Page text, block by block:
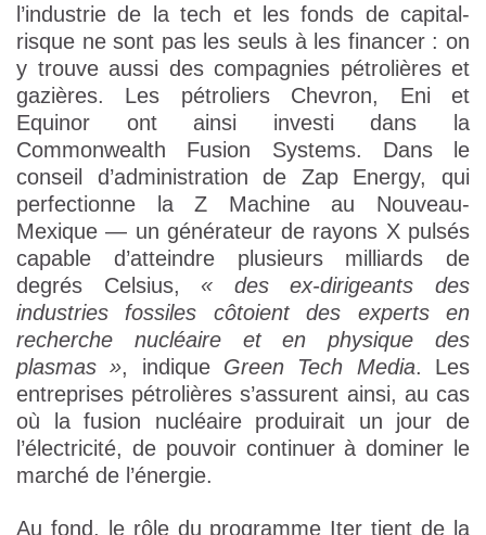
l’industrie de la tech et les fonds de capital-
risque ne sont pas les seuls à les financer : on
y trouve aussi des compagnies pétrolières et
gazières. Les pétroliers Chevron, Eni et
Equinor ont ainsi investi dans la
Commonwealth Fusion Systems. Dans le
conseil d’administration de Zap Energy, qui
perfectionne la Z Machine au Nouveau-
Mexique — un générateur de rayons X pulsés
capable d’atteindre plusieurs milliards de
degrés Celsius, « des ex-dirigeants des
industries fossiles côtoient des experts en
recherche nucléaire et en physique des
plasmas », indique Green Tech Media. Les
entreprises pétrolières s’assurent ainsi, au cas
où la fusion nucléaire produirait un jour de
l’électricité, de pouvoir continuer à dominer le
marché de l’énergie.
Au fond, le rôle du programme Iter tient de la